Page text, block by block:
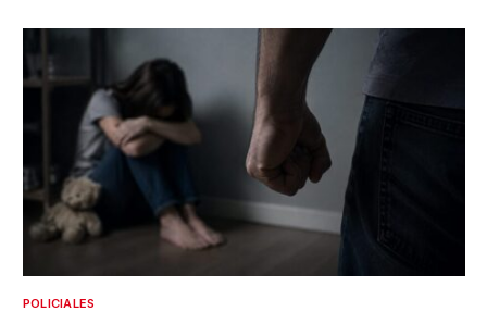
POLICIALES